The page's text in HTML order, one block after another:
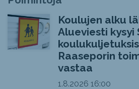
Koulujen alku
Alueviesti kysyi
Raaseporin
vastaa
1.8.2026 16:00